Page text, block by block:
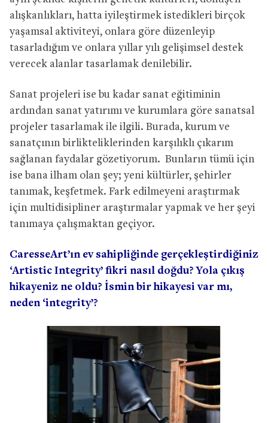
alışkanlıkları, hatta iyileştirmek istedikleri birçok
yaşamsal aktiviteyi, onlara göre düzenleyip
tasarladığım ve onlara yıllar yılı gelişimsel destek
verecek alanlar tasarlamak denilebilir.
Sanat projeleri ise bu kadar sanat eğitiminin
ardından sanat yatırımı ve kurumlara göre sanatsal
projeler tasarlamak ile ilgili. Burada, kurum ve
sanatçının birlikteliklerinden karşılıklı çıkarım
sağlanan faydalar gözetiyorum. Bunların tümü için
ise bana ilham olan şey; yeni kültürler, şehirler
tanımak, keşfetmek. Fark edilmeyeni araştırmak
için multidisipliner araştırmalar yapmak ve her şeyi
tanımaya çalışmaktan geçiyor.
CaresseArt’ın ev sahipliğinde gerçekleştirdiğiniz
‘Artistic Integrity’ fikri nasıl doğdu? Yola çıkış
hikayeniz ne oldu? İsmin bir hikayesi var mı,
neden ‘integrity’?